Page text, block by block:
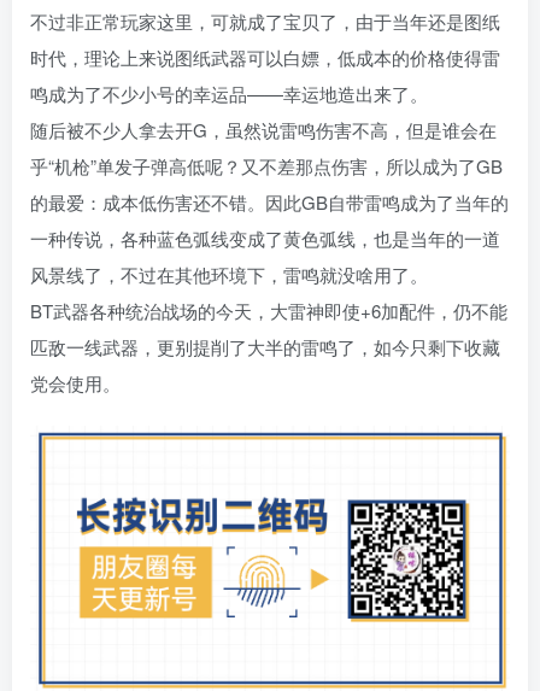
不过非正常玩家这里，可就成了宝贝了，由于当年还是图纸
时代，理论上来说图纸武器可以白嫖，低成本的价格使得雷
鸣成为了不少小号的幸运品——幸运地造出来了。
随后被不少人拿去开G，虽然说雷鸣伤害不高，但是谁会在
乎“机枪”单发子弹高低呢？又不差那点伤害，所以成为了GB
的最爱：成本低伤害还不错。因此GB自带雷鸣成为了当年的
一种传说，各种蓝色弧线变成了黄色弧线，也是当年的一道
风景线了，不过在其他环境下，雷鸣就没啥用了。
BT武器各种统治战场的今天，大雷神即使+6加配件，仍不能
匹敌一线武器，更别提削了大半的雷鸣了，如今只剩下收藏
党会使用。